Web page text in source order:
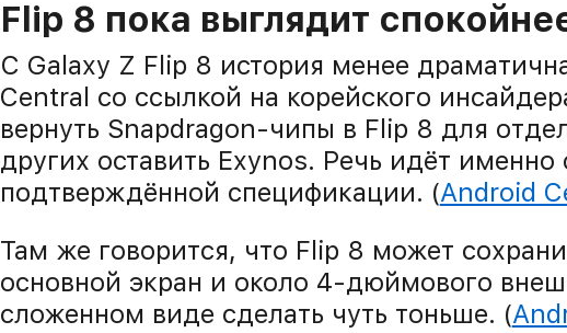
Flip 8 пока выглядит
С Galaxy Z Flip 8 история менее
Central со ссылкой на корейского
вернуть Snapdragon-чипы в Flip 8 для
других оставить Exynos. Речь идёт именно
подтверждённой спецификации. (Android
Там же говорится, что Flip 8 может
основной экран и около 4-дюймового
сложенном виде сделать чуть тоньше. (